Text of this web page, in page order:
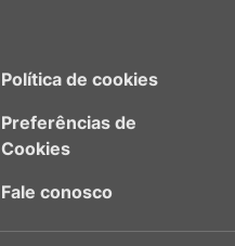
Política de cookies
Preferências de
Cookies
Fale conosco